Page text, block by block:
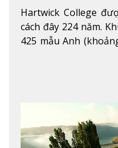
Hartwick College
cách đây 224 năm.
425 mẫu Anh